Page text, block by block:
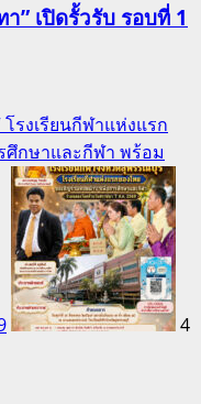
” เปิดรั้วรับ รอบที่ 1
รงเรียนกีฬาแห่งแรก
ศึกษาและกีฬา พร้อม
4